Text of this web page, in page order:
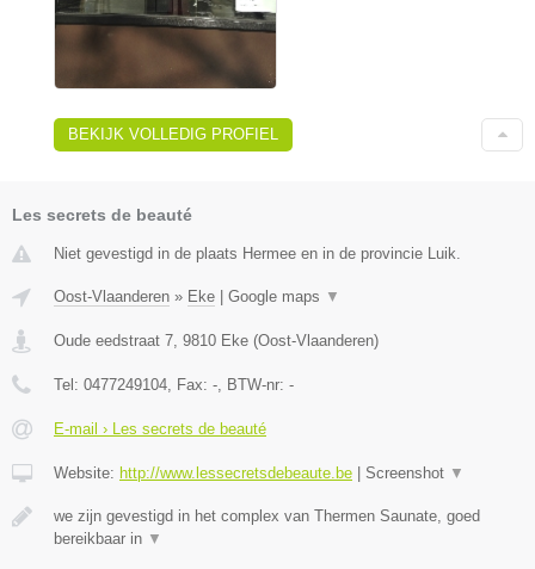
BEKIJK VOLLEDIG PROFIEL
Les secrets de beauté
Niet gevestigd in de plaats Hermee en in de provincie Luik.
Oost-Vlaanderen » Eke Google maps ▼
Oude eedstraat 7, 9810 Eke (Oost-Vlaanderen)
Tel: 0477249104, Fax: -, BTW-nr: -
E-mail › Les secrets de beauté
Website: http://www.lessecretsdebeaute.be Screenshot ▼
we zijn gevestigd in het complex van Thermen Saunate, goed
bereikbaar in ▼